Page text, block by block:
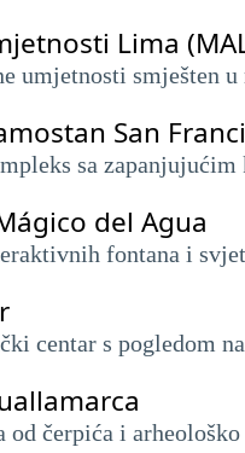
Lima
umjetnosti smješten
San
sa
del Agua
fontana i
centar s pogledom
od čerpića i